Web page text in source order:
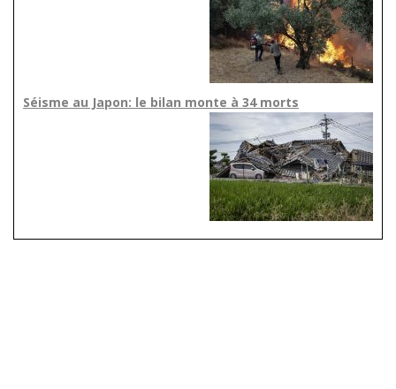
Séisme au Japon: le bilan monte à 34 morts